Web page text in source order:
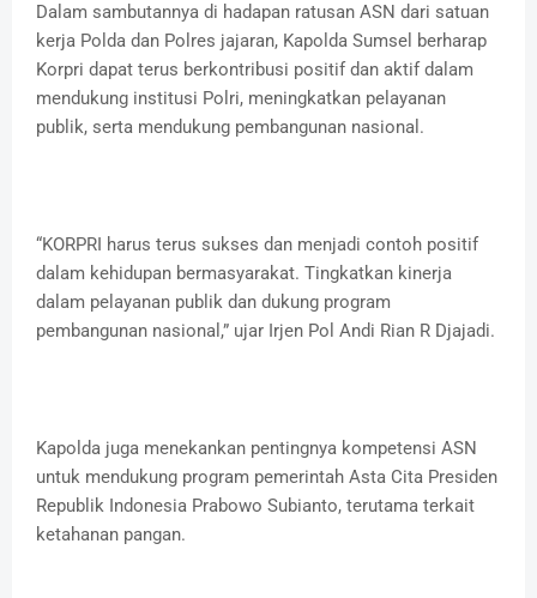
Dalam sambutannya di hadapan ratusan ASN dari satuan
kerja Polda dan Polres jajaran, Kapolda Sumsel berharap
Korpri dapat terus berkontribusi positif dan aktif dalam
mendukung institusi Polri, meningkatkan pelayanan
publik, serta mendukung pembangunan nasional.
“KORPRI harus terus sukses dan menjadi contoh positif
dalam kehidupan bermasyarakat. Tingkatkan kinerja
dalam pelayanan publik dan dukung program
pembangunan nasional,” ujar Irjen Pol Andi Rian R Djajadi.
Kapolda juga menekankan pentingnya kompetensi ASN
untuk mendukung program pemerintah Asta Cita Presiden
Republik Indonesia Prabowo Subianto, terutama terkait
ketahanan pangan.